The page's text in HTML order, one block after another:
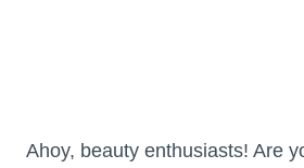
Ahoy, beauty enthusiasts! Are